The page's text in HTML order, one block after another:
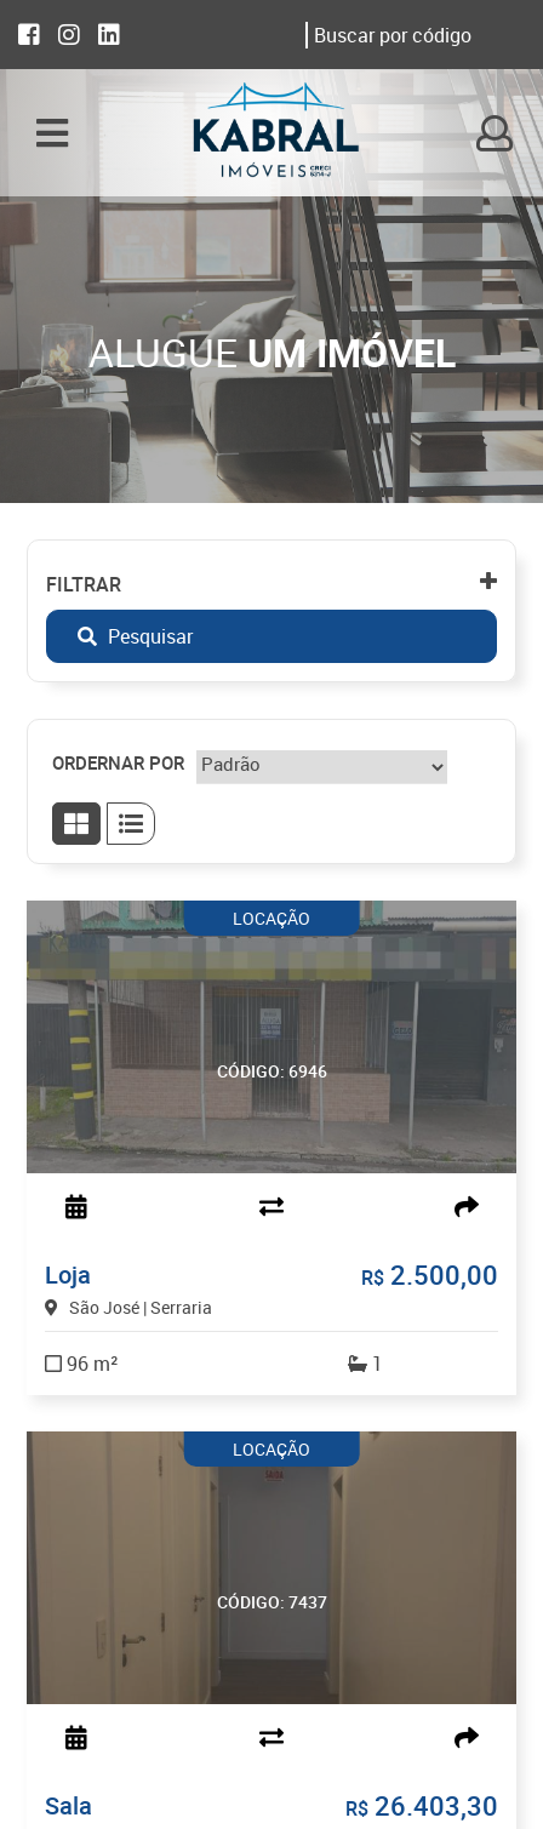
ALUGUEUM IMÓVEL
ORDERNAR POR
CÓDIGO: 6946
LOCAÇÃO
Loja
São José | Serraria
R$2.500,00
96 m² 1
CÓDIGO: 7437
LOCAÇÃO
Sala R$26.403,30
FILTRAR
Pesquisar